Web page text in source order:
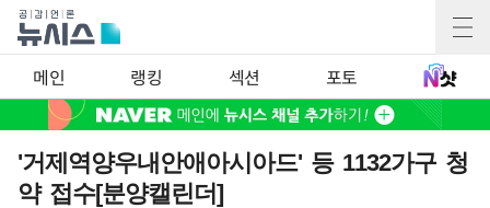
메인 랭킹 섹션 포토
'거제역양우내안애아시아드' 등 1132가구 청
약 접수[분양캘린더]